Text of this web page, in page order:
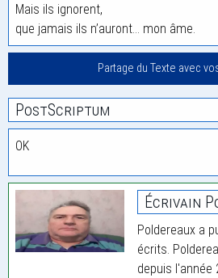
Mais ils ignorent,
que jamais ils n’auront… mon âme.
Partage du Texte avec
PostScriptum
OK
Écrivain
Poldereaux a
écrits.
depuis l'année